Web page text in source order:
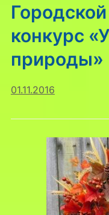
конкурс
природы»
01.11.2016